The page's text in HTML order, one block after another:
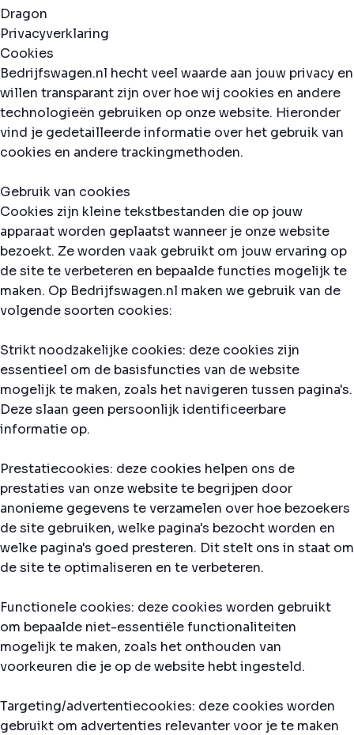
Privacyverklaring
Cookies
Bedrijfswagen.nl hecht veel waarde aan jouw privacy en
willen transparant zijn over hoe wij cookies en andere
technologieën gebruiken op onze website. Hieronder
vind je gedetailleerde informatie over het gebruik van
cookies en andere trackingmethoden.
Gebruik van cookies
Cookies zijn kleine tekstbestanden die op jouw
apparaat worden geplaatst wanneer je onze website
bezoekt. Ze worden vaak gebruikt om jouw ervaring op
de site te verbeteren en bepaalde functies mogelijk te
maken. Op Bedrijfswagen.nl maken we gebruik van de
volgende soorten cookies:
Strikt noodzakelijke cookies: deze cookies zijn
essentieel om de basisfuncties van de website
mogelijk te maken, zoals het navigeren tussen pagina's.
Deze slaan geen persoonlijk identificeerbare
informatie op.
Prestatiecookies: deze cookies helpen ons de
prestaties van onze website te begrijpen door
anonieme gegevens te verzamelen over hoe bezoekers
de site gebruiken, welke pagina's bezocht worden en
welke pagina's goed presteren. Dit stelt ons in staat om
de site te optimaliseren en te verbeteren.
Functionele cookies: deze cookies worden gebruikt
om bepaalde niet-essentiële functionaliteiten
mogelijk te maken, zoals het onthouden van
voorkeuren die je op de website hebt ingesteld.
Targeting/advertentiecookies: deze cookies worden
gebruikt om advertenties relevanter voor je te maken